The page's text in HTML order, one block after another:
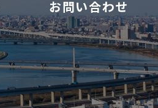
お問い合わせ